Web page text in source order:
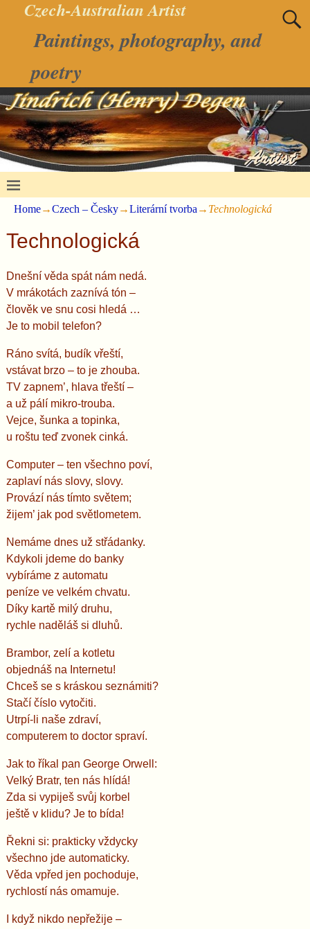
Czech-Australian Artist
Paintings, photography, and
poetry
Home→Czech – Česky→Literární tvorba → Technologická
Technologická
Dnešní věda spát nám nedá.
V mrákotách zaznívá tón –
člověk ve snu cosi hledá …
Je to mobil telefon?
Ráno svítá, budík vřeští,
vstávat brzo – to je zhouba.
TV zapnem’, hlava třeští –
a už pálí mikro-trouba.
Vejce, šunka a topinka,
u roštu teď zvonek cinká.
Computer – ten všechno poví,
zaplaví nás slovy, slovy.
Provází nás tímto světem;
žijem’ jak pod světlometem.
Nemáme dnes už střádanky.
Kdykoli jdeme do banky
vybíráme z automatu
peníze ve velkém chvatu.
Díky kartě milý druhu,
rychle naděláš si dluhů.
Brambor, zelí a kotletu
objednáš na Internetu!
Chceš se s kráskou seznámiti?
Stačí číslo vytočiti.
Utrpí-li naše zdraví,
computerem to doctor spraví.
Jak to říkal pan George Orwell:
Velký Bratr, ten nás hlídá!
Zda si vypiješ svůj korbel
ještě v klidu? Je to bída!
Řekni si: prakticky vždycky
všechno jde automaticky.
Věda vpřed jen pochoduje,
rychlostí nás omamuje.
I když nikdo nepřežije –